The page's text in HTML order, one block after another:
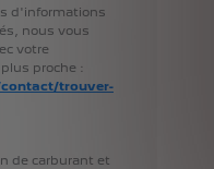
d'informations
nous vous
votre
plus proche :
trouver-
de carburant et